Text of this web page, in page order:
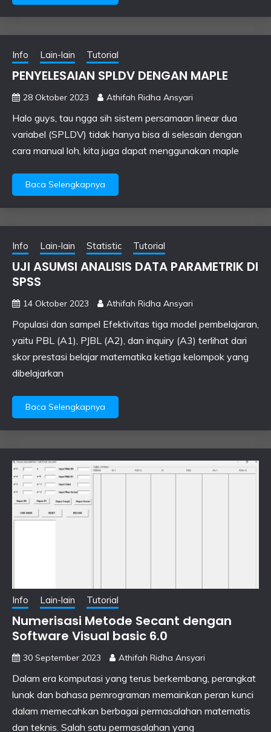
Info Lain-lain Tutorial
PENYELESAIAN SPLDV DENGAN MAPLE
28 Oktober 2023 Athifah Ridha Ansyari
Halo guys, tau ngga sih sistem persamaan linear dua
variabel (SPLDV) tidak hanya bisa di selesain dengan
cara manual loh, kita juga dapat menggunakan maple
Baca Selengkapnya
Info Lain-lain Statistic Tutorial
UJI ASUMSI ANALISIS DATA PARAMETRIK DI
SPSS
14 Oktober 2023 Athifah Ridha Ansyari
Populasi dan sampel Efektivitas tiga model pembelajaran,
yaitu PBL (A1), PJBL (A2), dan inquiry (A3) terlihat dari
skor prestasi belajar matematika ketiga kelompok yang
dibelajarkan
Baca Selengkapnya
Info Lain-lain Tutorial
Numerisasi Metode Secant dengan
Software Visual basic 6.0
30 September 2023 Athifah Ridha Ansyari
Dalam era komputasi yang terus berkembang, perangkat
lunak dan bahasa pemrograman memainkan peran kunci
dalam memecahkan berbagai permasalahan matematis
dan teknis. Salah satu permasalahan yang